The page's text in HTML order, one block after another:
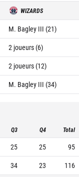
WIZARDS
M. Bagley III (21)
2 joueurs (6)
2 joueurs (12)
M. Bagley III (34)
Q3 Q4 Total
25 25
95
34 23 116